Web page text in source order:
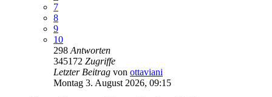
7
8
9
10
298 Antworten
345172 Zugriffe
Letzter Beitrag von ottaviani
Montag 3. August 2026, 09:15